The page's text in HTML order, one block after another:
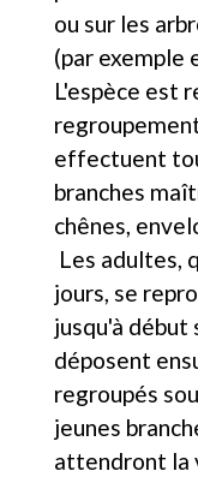
ou sur les
(par exemple
L'espèce est
effectuent
branches
chênes,
Les adultes,
jours, se
jusqu'à
déposent
regroupés
jeunes
attendront la